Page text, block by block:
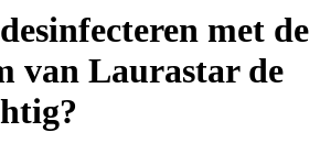
met de
van Laurastar de